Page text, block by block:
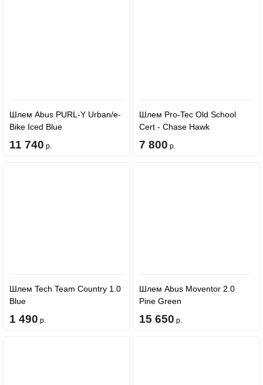
Шлем Abus PURL-Y Urban/e-
Bike Iced Blue
11 740 р.
Шлем Pro-Tec Old School
Cert - Chase Hawk
7 800 р.
Шлем Tech Team Country 1.0
Blue
1 490 р.
Шлем Abus Moventor 2.0
Pine Green
15 650 р.